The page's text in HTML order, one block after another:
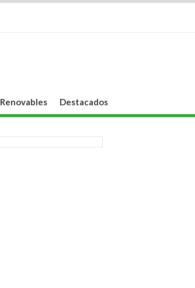
Renovables Destacados